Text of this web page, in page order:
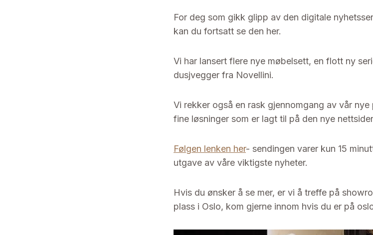
For deg som gikk glipp av den digitale
kan du fortsatt se den her.
Vi har lansert flere nye møbelsett, en flott ny
dusjvegger fra Novellini.
Vi rekker også en rask gjennomgang av vår
fine løsninger som er lagt til på den nye
Følgen lenken her- sendingen varer kun 15
utgave av våre viktigste nyheter.
Hvis du ønsker å se mer, er vi å treffe på
plass i Oslo, kom gjerne innom hvis du er på